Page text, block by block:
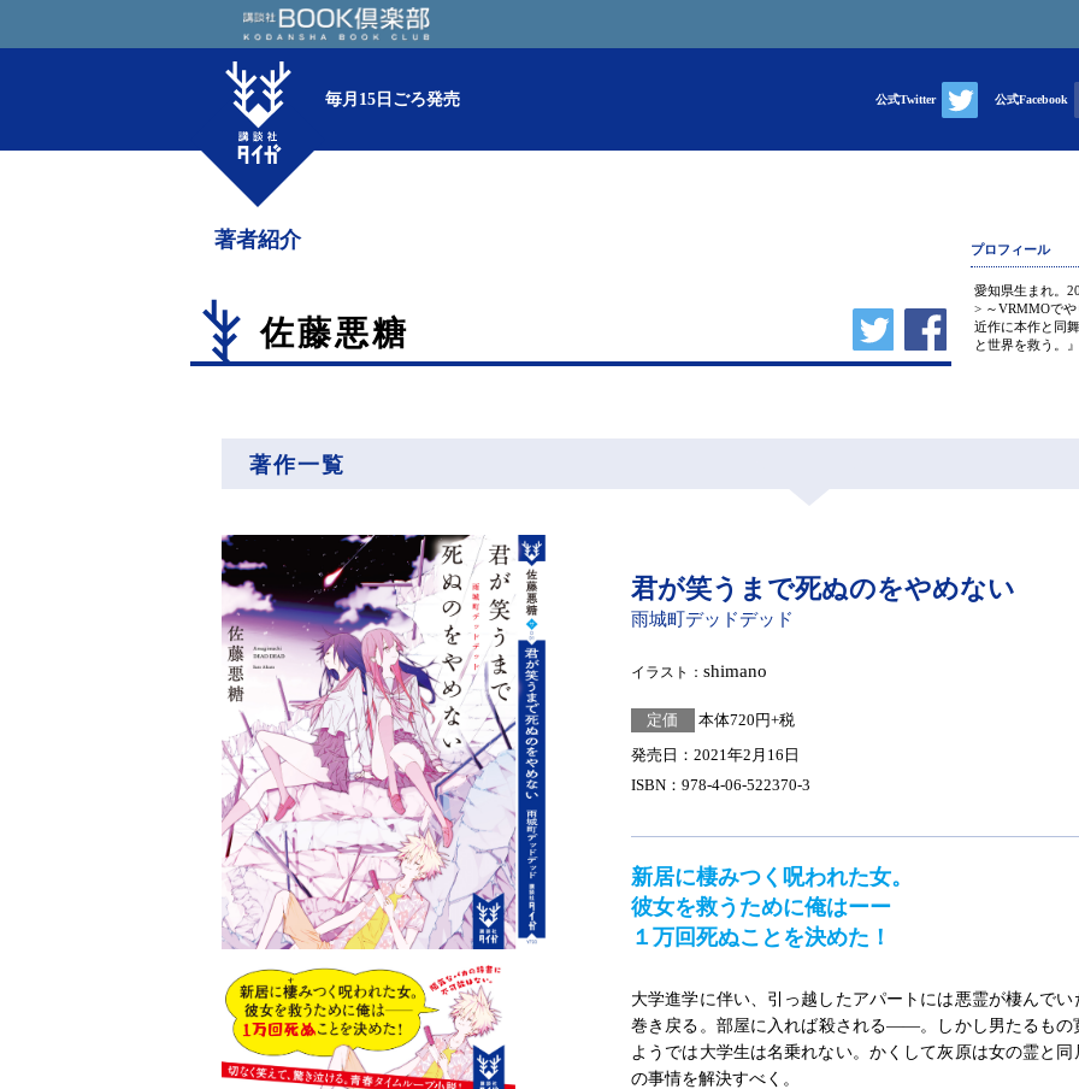
毎月15日ごろ発売 公式Twitter 公式Facebook
著者紹介
佐藤悪糖
プロフィール
愛知県生まれ。
> ～VRMMOでや
近作に本作と同
と世界を救う。
著作一覧
君が笑うまで死ぬのをやめない
雨城町デッドデッド
イラスト： shimano
定価
本体720円+税
発売日：2021年2月16日
ISBN：978-4-06-522370-3
新居に棲みつく呪われた女。
彼女を救うために俺はーー
１万回死ぬことを決めた！
大学進学に伴い、引っ越したアパートには悪霊が棲んで
巻き戻る。部屋に入れば殺される――。しかし男たるもの
ようでは大学生は名乗れない。かくして灰原は女の霊と
の事情を解決すべく。